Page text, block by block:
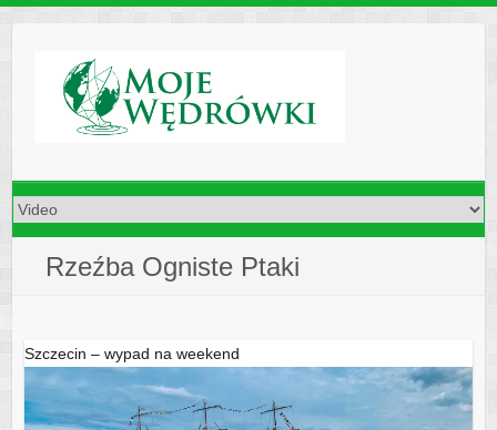
Rzeźba Ogniste Ptaki
Szczecin – wypad na weekend